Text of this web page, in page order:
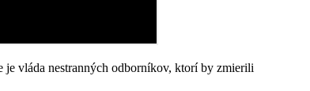
je vláda nestranných odborníkov, ktorí by zmierili